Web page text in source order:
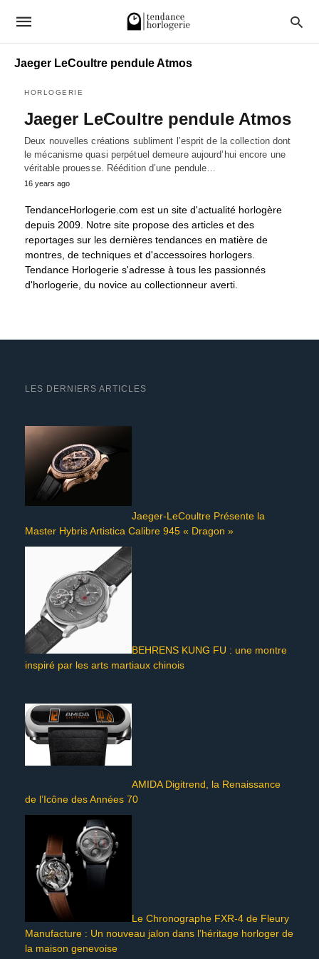
Jaeger LeCoultre pendule Atmos
HORLOGERIE
Jaeger LeCoultre pendule Atmos
Deux nouvelles créations subliment l’esprit de la collection dont
le mécanisme quasi perpétuel demeure aujourd’hui encore une
véritable prouesse. Réédition d’une pendule…
16 years ago
TendanceHorlogerie.com est un site d'actualité horlogère
depuis 2009. Notre site propose des articles et des
reportages sur les dernières tendances en matière de
montres, de techniques et d'accessoires horlogers.
Tendance Horlogerie s'adresse à tous les passionnés
d'horlogerie, du novice au collectionneur averti.
LES DERNIERS ARTICLES
Jaeger-LeCoultre Présente la
Master Hybris Artistica Calibre 945 « Dragon »
BEHRENS KUNG FU : une montre
inspiré par les arts martiaux chinois
AMIDA Digitrend, la Renaissance
de l’Icône des Années 70
Le Chronographe FXR-4 de Fleury
Manufacture : Un nouveau jalon dans l’héritage horloger de
la maison genevoise